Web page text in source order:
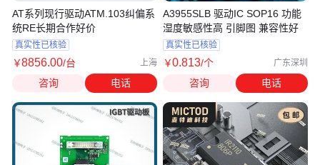
AT系列现行驱动ATM.103纠偏系
统RE长期合作好价
真实性已核验
￥8856.00/台 上海
咨询 电话
A3955SLB 驱动IC SOP16 功能
湿度敏感性高 引脚图 兼容性好
真实性已核验
￥0.813/个 广东深圳
咨询 电话